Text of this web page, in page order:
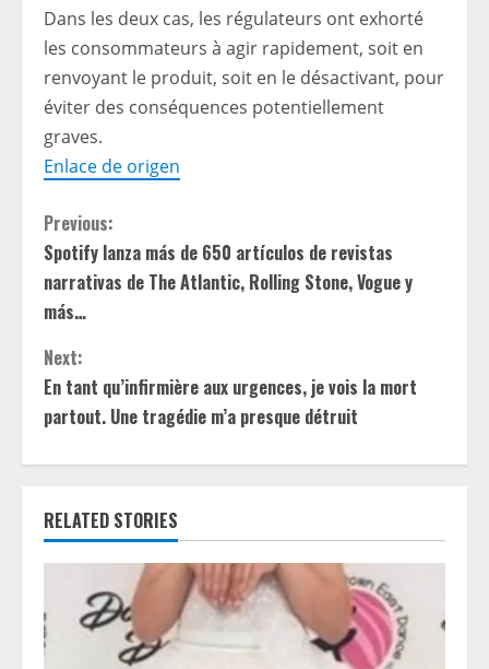
Dans les deux cas, les régulateurs ont exhorté
les consommateurs à agir rapidement, soit en
renvoyant le produit, soit en le désactivant, pour
éviter des conséquences potentiellement
graves.
Enlace de origen
C
o
n
t
i
n
u
e
e
Previous:
Spotify lanza más de 650 artículos de revistas
narrativas de The Atlantic, Rolling Stone, Vogue y
más…
Next:
En tant qu’infirmière aux urgences, je vois la mort
partout. Une tragédie m’a presque détruit
RELATED STORIES